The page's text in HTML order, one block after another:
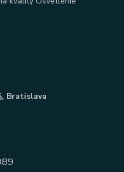
, Bratislava